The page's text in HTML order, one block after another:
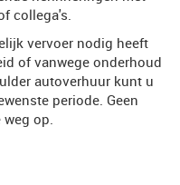
collega's.
vervoer nodig heeft
of vanwege onderhoud
autoverhuur kunt u
periode. Geen
op.